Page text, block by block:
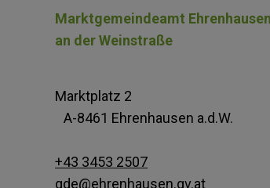
Marktgemeindeamt Ehrenhausen
an der Weinstraße
Marktplatz 2
A-8461 Ehrenhausen a.d.W.
+43 3453 2507
gde@ehrenhausen.gv.at